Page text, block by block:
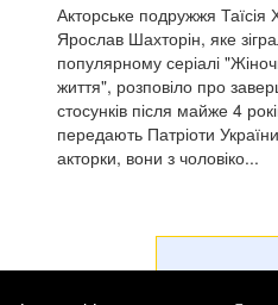
Акторське подружжя Таїсія
Ярослав Шахторін, яке
популярному серіалі
життя", розповіло про
стосунків після майже 4
передають Патріоти
акторки, вони з чоловіко...